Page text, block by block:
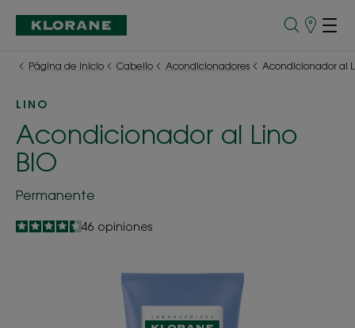
Puntos
Página de inicio
Cabello Acondicionadores Acondicionador al
LINO
Acondicionador al Lino
BIO
Permanente
4.4
/
5
46 opiniones